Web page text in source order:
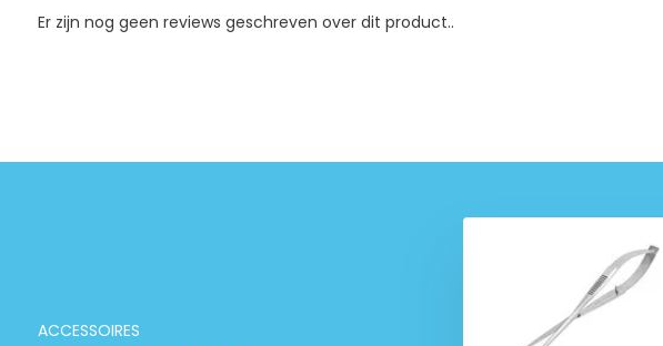
Er zijn nog geen reviews geschreven over dit product..
ACCESSOIRES